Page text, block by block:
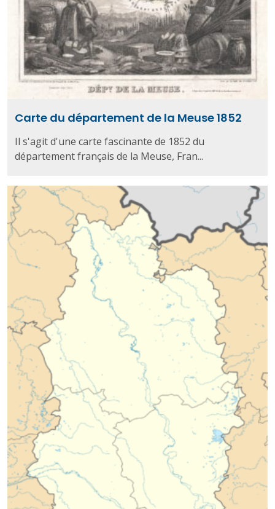
Carte du département de la Meuse 1852
Il s'agit d'une carte fascinante de 1852 du
département français de la Meuse, Fran...